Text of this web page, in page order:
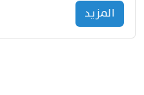
المزید